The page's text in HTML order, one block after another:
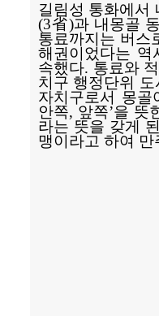
길림성 통화에서
(3省)과 내몽골
통료까지는 버스
해권이었다는
속했다. 통료와
치구 행정단위
자치구로서 몽골
안쪽, 앞쪽’을 뜻
라는 뜻을 갖게
맹이라고 하여